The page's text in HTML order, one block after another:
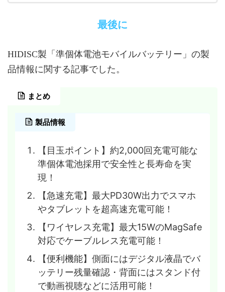
最後に
HIDISC製「準個体電池モバイルバッテリー」の製
品情報に関する記事でした。
まとめ
製品情報
【目玉ポイント】約2,000回充電可能な
準個体電池採用で安全性と長寿命を実
現！
【急速充電】最大PD30W出力でスマホ
やタブレットを超高速充電可能！
【ワイヤレス充電】最大15WのMagSafe
対応でケーブルレス充電可能！
【便利機能】側面にはデジタル液晶でバ
ッテリー残量確認・背面にはスタンド付
で動画視聴などに活用可能！